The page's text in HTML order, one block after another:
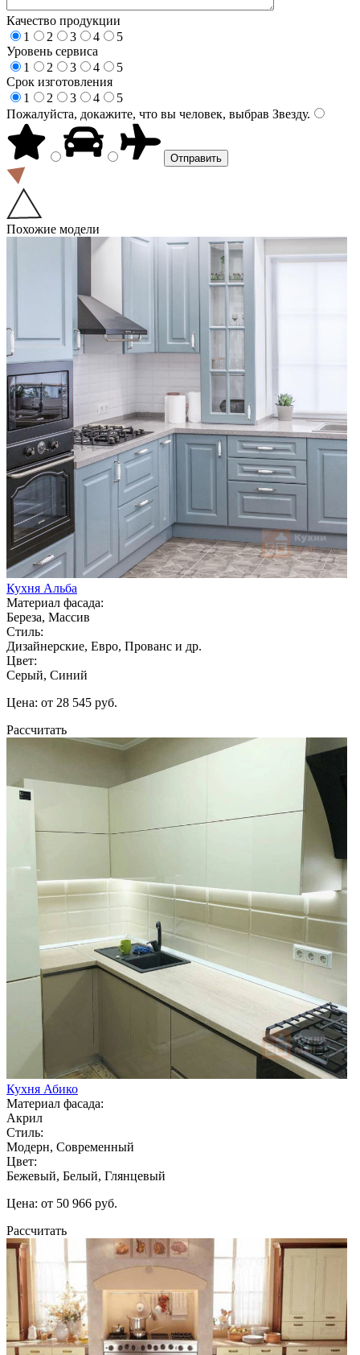
Качество продукции
1
2 3 4
5
Уровень сервиса
1
2 3 4
5
Срок изготовления
1
2 3 4
5
Пожалуйста, докажите, что вы человек, выбрав Звезду.
Похожие модели
Кухня Альба
Материал фасада:
Береза, Массив
Стиль:
Дизайнерские, Евро, Прованс и др.
Цвет:
Серый, Синий
Цена: от 28 545 руб.
Рассчитать
Кухня Абико
Материал фасада:
Акрил
Стиль:
Модерн, Современный
Цвет:
Бежевый, Белый, Глянцевый
Цена: от 50 966 руб.
Рассчитать